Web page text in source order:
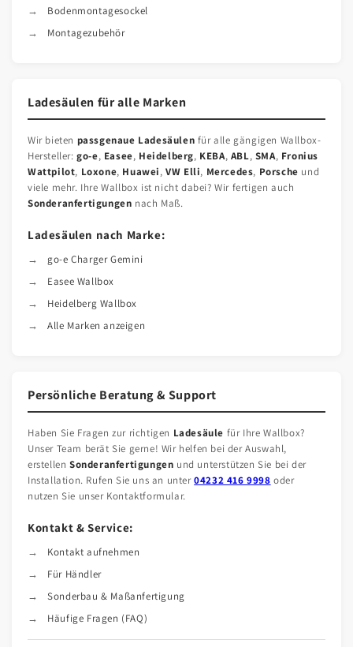
Bodenmontagesockel
Montagezubehör
Ladesäulen für alle Marken
Wir bieten passgenaue Ladesäulen für alle gängigen Wallbox-
Hersteller:go-e, Easee, Heidelberg, KEBA, ABL, SMA, Fronius
Wattpilot, Loxone, Huawei,VW Elli, Mercedes, Porsche und
viele mehr. Ihre Wallbox ist nicht dabei? Wir fertigen auch
Sonderanfertigungen nach Maß.
Ladesäulen nach Marke:
go-e Charger Gemini
Easee Wallbox
Heidelberg Wallbox
Alle Marken anzeigen
Persönliche Beratung & Support
Haben Sie Fragen zur richtigen Ladesäule für Ihre Wallbox?
Unser Team berät Sie gerne! Wir helfen bei der Auswahl,
erstellen Sonderanfertigungen und unterstützen Sie bei der
Installation. Rufen Sie uns an unter04232 416 9998 oder
nutzen Sie unser Kontaktformular.
Kontakt & Service:
Kontakt aufnehmen
Für Händler
Sonderbau & Maßanfertigung
Häufige Fragen (FAQ)